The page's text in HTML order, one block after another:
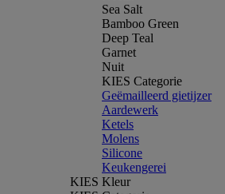
Sea Salt
Bamboo Green
Deep Teal
Garnet
Nuit
KIES Categorie
Geëmailleerd gietijzer
Aardewerk
Ketels
Molens
Silicone
Keukengerei
KIES Kleur